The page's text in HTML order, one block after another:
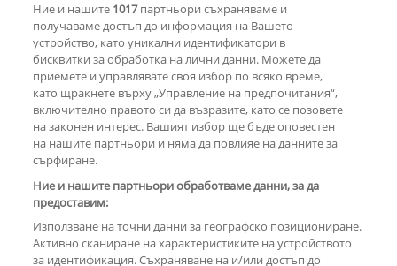
приятелки
РЕКЛАМА
КОМЕНТАРИ
Ние и нашите 1017партньори съхраняваме и
получаваме достъп до информация на Вашето
устройство, като уникални идентификатори в
бисквитки за обработка на лични данни. Можете да
приемете и управлявате своя избор по всяко време,
като щракнете върху „Управление на предпочитания“,
включително правото си да възразите, като се позовете
на законен интерес. Вашият избор ще бъде оповестен
на нашите партньори и няма да повлияе на данните за
сърфиране.
Ние и нашите партньори обработваме данни, за да
предоставим:
Използване на точни данни за географско позициониране.
Активно сканиране на характеристиките на устройството
за идентификация. Съхраняване на и/или достъп до